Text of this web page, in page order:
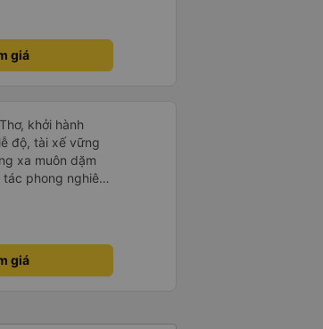
giá
khởi hành
độ, tài xế vững
phong nghiêm
Xã hội loạn đạo.
giá